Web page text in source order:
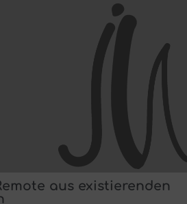
aus existierenden